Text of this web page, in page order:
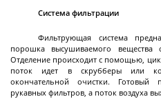
NFS
Стальные
NFS
Нутч-фильтры серии
Система фильтрации
Фильтрующая система
порошка высушиваемого вещества
Отделение происходит с помощью,
поток идет в скрубберы или
окончательной очистки. Готовый
рукавных фильтров, а поток воздуха